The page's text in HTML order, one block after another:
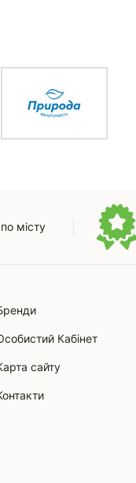
місту
Кабінет
сайту